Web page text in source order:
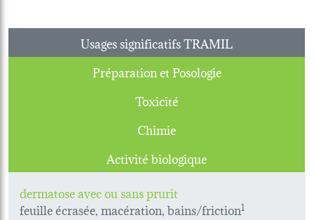
Usages significatifs TRAMIL
Préparation et Posologie
Toxicité
Chimie
Activité biologique
dermatose avec ou sans prurit
feuille écrasée, macération, bains/friction1